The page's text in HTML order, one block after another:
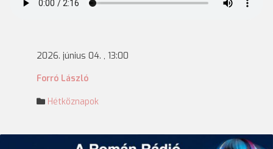
2026. június 04. , 13:00
Forró László
Hétköznapok